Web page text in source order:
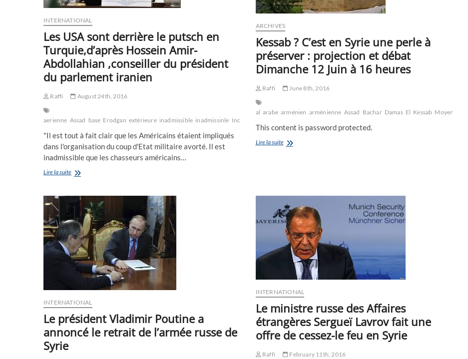
Turquie
INTERNATIONAL
Les USA sont derrière le putsch en
Turquie,d’après Hossein Amir-
Abdollahian ,conseiller du président
du parlement iranien
Raffi August 24th, 2016
aerienne Assad base Erodgan extérieure inadmissible inadmissinle Incirlik
"Il est tout à fait clair que les Américains étaient impliqués
dans l'organisation du coup d'Etat militaire avorté. Il est
inadmissible que les chasseurs américains…
Lire la suiteLes
derrière
le
putsch
en
Turquie,d’après
Hossein
Amir-
Abdollahian
,conseiller
parlement
iranien
ARCHIVES
Kessab ? C’est en Syrie une perle à
préserver : projection et débat
Dimanche 12 Juin à 16 heures
Raffi June 8th, 2016
al arabe arménien arménienne Assad Bachar Damas El Kessab Moyen
This content is password protected.
Lire la suiteKessab
perle
à
préserver
:
projection
et
débat
Dimanche
16
heures
INTERNATIONAL
Le président Vladimir Poutine a
annoncé le retrait de l’armée russe de
Syrie
INTERNATIONAL
Le ministre russe des Affaires
étrangères Sergueï Lavrov fait une
offre de cessez-le feu en Syrie
Raffi February 11th, 2016